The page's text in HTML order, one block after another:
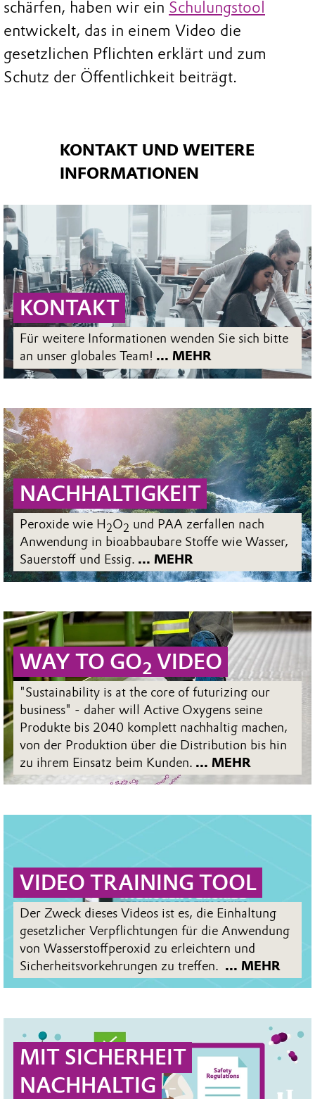
schärfen, haben wir ein Schulungstool
entwickelt, das in einem Video die
gesetzlichen Pflichten erklärt und zum
Schutz der Öffentlichkeit beiträgt.
KONTAKT UND WEITERE
INFORMATIONEN
KONTAKT
Für weitere Informationen wenden Sie sich bitte
an unser globales Team! ... MEHR
NACHHALTIGKEIT
Peroxide wie H2O2 und PAA zerfallen nach
Anwendung in bioabbaubare Stoffe wie Wasser,
Sauerstoff und Essig. ... MEHR
WAY TO GO2 VIDEO
"Sustainability is at the core of futurizing our
business" - daher will Active Oxygens seine
Produkte bis 2040 komplett nachhaltig machen,
von der Produktion über die Distribution bis hin
zu ihrem Einsatz beim Kunden. ... MEHR
VIDEO TRAINING TOOL
Der Zweck dieses Videos ist es, die Einhaltung
gesetzlicher Verpflichtungen für die Anwendung
von Wasserstoffperoxid zu erleichtern und
Sicherheitsvorkehrungen zu treffen. ... MEHR
MIT SICHERHEIT
NACHHALTIG